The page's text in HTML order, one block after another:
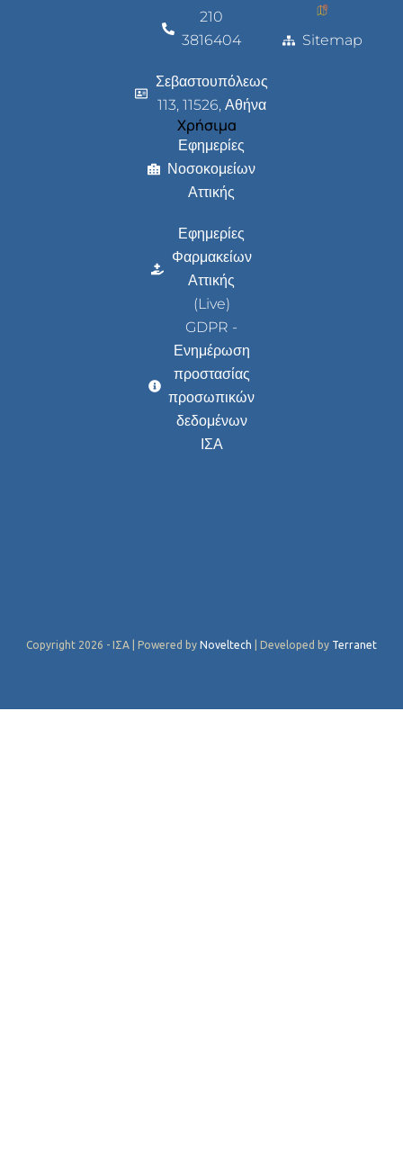
210
3816404
Σεβαστουπόλεως
113, 11526, Αθήνα
Χρήσιμα
Εφημερίες
Νοσοκομείων
Αττικής
Εφημερίες
Φαρμακείων
Αττικής
(Live)
GDPR -
Ενημέρωση
προστασίας
προσωπικών
δεδομένων
ΙΣΑ
Sitemap
Copyright 2026 - ΙΣΑ | Powered by Noveltech | Developed by Terranet